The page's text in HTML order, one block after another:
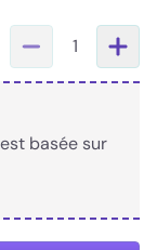
1
basée sur